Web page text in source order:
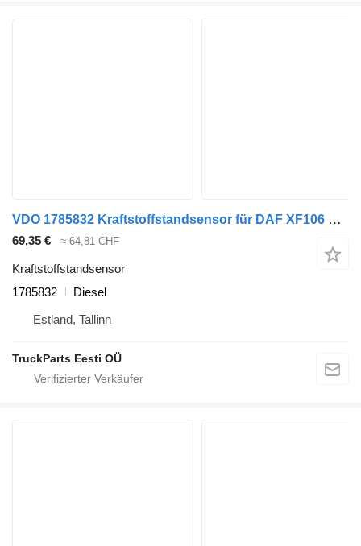
VDO 1785832 Kraftstoffstandsensor für DAF XF106 Sattelzugmaschine
69,35 € ≈ 64,81 CHF
Kraftstoffstandsensor
1785832
Diesel
Estland, Tallinn
TruckParts Eesti OÜ